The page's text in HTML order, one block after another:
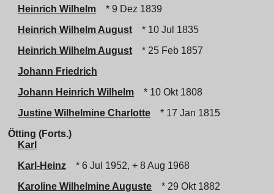
Heinrich Wilhelm
* 9 Dez 1839
Heinrich Wilhelm August
* 10 Jul 1835
Heinrich Wilhelm August
* 25 Feb 1857
Johann Friedrich
Johann Heinrich Wilhelm
* 10 Okt 1808
Justine Wilhelmine Charlotte
* 17 Jan 1815
Ötting (Forts.)
Karl
Karl-Heinz
* 6 Jul 1952, + 8 Aug 1968
Karoline Wilhelmine Auguste
* 29 Okt 1882